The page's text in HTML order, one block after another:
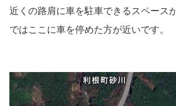
近くの路肩に車を駐車できるスペース
ではここに車を停めた方が近いです。